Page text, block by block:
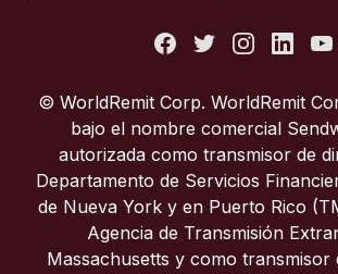
Italia
Portugal
© WorldRemit Corp. WorldRemit
bajo el nombre comercial
autorizada como transmisor de
Departamento de Servicios
de Nueva York y en Puerto Rico
Agencia de Transmisión
Massachusetts y como transmisor